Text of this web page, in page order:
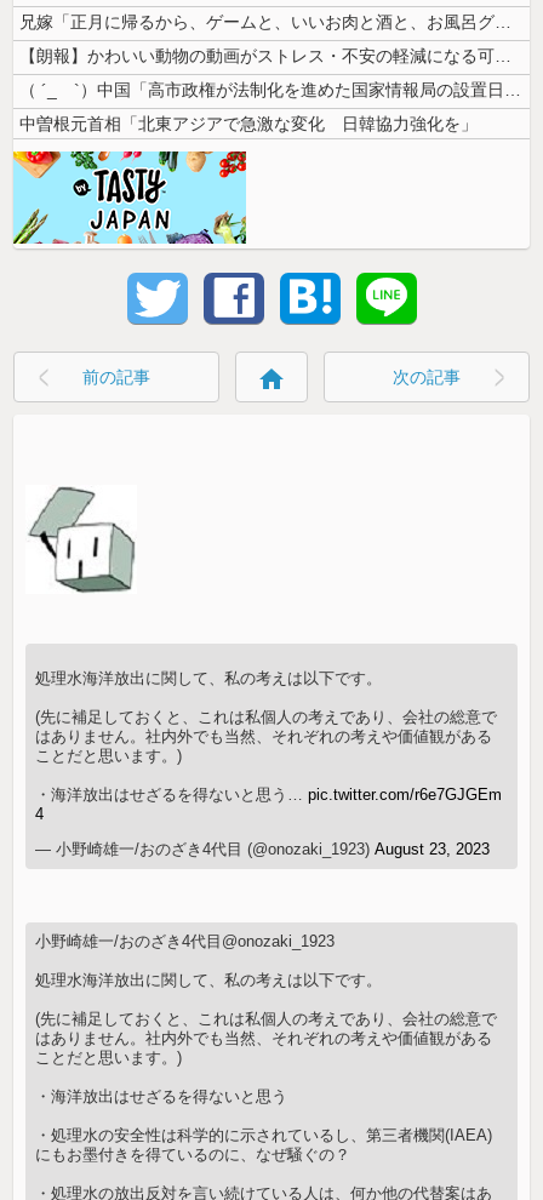
兄嫁「正月に帰るから、ゲームと、いいお肉と酒と、お風呂グッズの準備しと...
【朗報】かわいい動物の動画がストレス・不安の軽減になる可能性。英大学の...
（ ´_ゝ`）中国「高市政権が法制化を進めた国家情報局の設置日が7月3...
中曽根元首相「北東アジアで急激な変化 日韓協力強化を」
前の記事 home 次の記事
処理水海洋放出に関して、私の考えは以下です。
(先に補足しておくと、これは私個人の考えであり、会社の総意で
はありません。社内外でも当然、それぞれの考えや価値観がある
ことだと思います。)
・海洋放出はせざるを得ないと思う…pic.twitter.com/r6e7GJGEm
4
— 小野崎雄一/おのざき4代目 (@onozaki_1923)August 23, 2023
小野崎雄一/おのざき4代目@onozaki_1923
処理水海洋放出に関して、私の考えは以下です。
(先に補足しておくと、これは私個人の考えであり、会社の総意で
はありません。社内外でも当然、それぞれの考えや価値観がある
ことだと思います。)
・海洋放出はせざるを得ないと思う
・処理水の安全性は科学的に示されているし、第三者機関(IAEA)
にもお墨付きを得ているのに、なぜ騒ぐの？
・処理水の放出反対を言い続けている人は、何か他の代替案はあ